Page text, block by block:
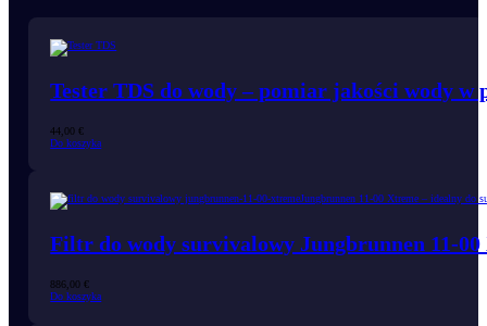
Tester TDS do wody – pomiar jakości wody w
44,00€
Do koszyka
Filtr do wody survivalowy Jungbrunnen 11-
886,00€
Do koszyka